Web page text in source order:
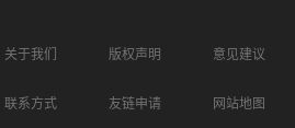
关于我们 版权声明 意见建议
联系方式 友链申请 网站地图